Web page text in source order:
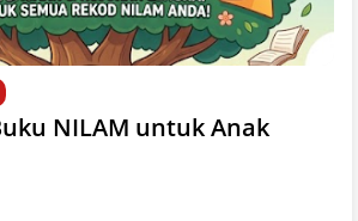
NILAM untuk Anak